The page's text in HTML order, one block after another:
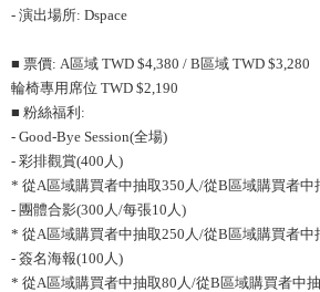
- 演出場所: Dspace
■ 票價: A區域 TWD $4,380 / B區域 TWD $3,280
輪椅專用席位 TWD $2,190
■ 粉絲福利:
- Good-Bye Session(全場)
- 彩排觀賞(400人)
* 從A區域購買者中抽取350人/從B區域購買者中
- 團體合影(300人/每張10人)
* 從A區域購買者中抽取250人/從B區域購買者中
- 簽名海報(100人)
* 從A區域購買者中抽取80人/從B區域購買者中